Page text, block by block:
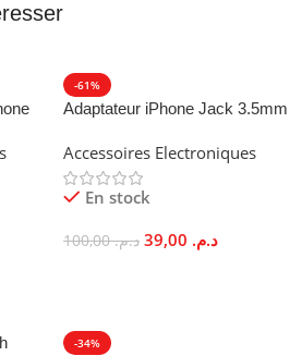
-61%
Adaptateur iPhone Jack 3.5mm
Accessoires Electroniques
En stock
د.م.100,00 د.م.
-34%